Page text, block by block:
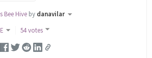
Bee Hive by danavilar
54 votes